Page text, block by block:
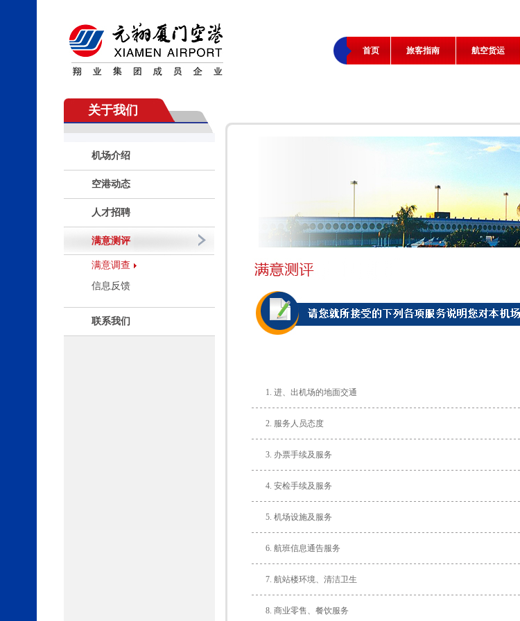
首页 旅客指南 航空货运
关于我们
机场介绍
空港动态
人才招聘
满意测评
满意调查
信息反馈
联系我们
1. 进、出机场的地面交通
2. 服务人员态度
3. 办票手续及服务
4. 安检手续及服务
5. 机场设施及服务
6. 航班信息通告服务
7. 航站楼环境、清洁卫生
8. 商业零售、餐饮服务